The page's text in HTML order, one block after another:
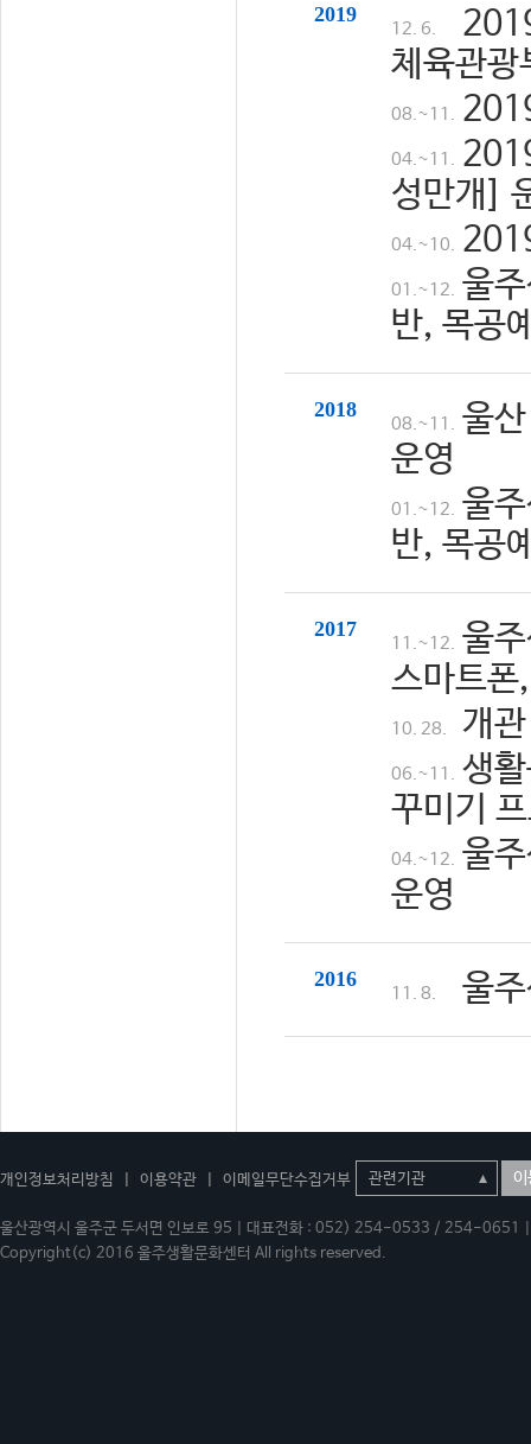
2019
12. 6.
체육관광
08.~11.
04.~11.
성만개]
04.~10.
01.~12. 울
반, 목공
2018
08.~11. 울
운영
01.~12. 울
반, 목공
2017
11.~12. 울
스마트
10. 28. 개
06.~11. 생
꾸미기
04.~12. 울
운영
2016
11. 8. 울
개인정보처리방침 이용약관 이메일무단수집거부 이
울산광역시 울주군 두서면 인보로 95 | 대표전화 : 052) 254-0533 / 254-
Copyright(c) 2016 울주생활문화센터 All rights reserved.